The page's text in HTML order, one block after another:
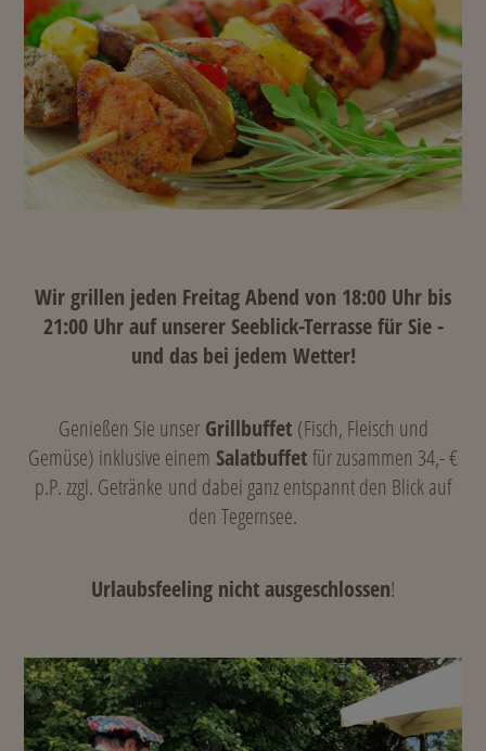
Wir grillen jeden Freitag Abend von 18:00 Uhr bis
21:00 Uhr auf unserer Seeblick-Terrasse für Sie -
und das bei jedem Wetter!
Genießen Sie unser Grillbuffet(Fisch, Fleisch und
Gemüse) inklusive einem Salatbuffetfür zusammen 34,- €
p.P. zzgl. Getränke und dabei ganz entspannt den Blick auf
den Tegernsee.
Urlaubsfeeling nicht ausgeschlossen!